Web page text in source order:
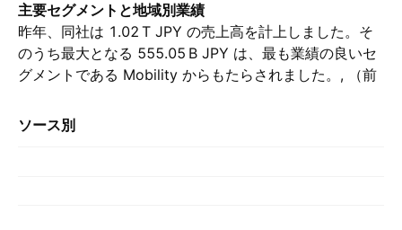
主要セグメントと地域別業績
昨年、同社は ‪1.02 T‬ JPY の売上高を計上しました。そ
のうち最大となる ‪555.05 B‬ JPY は、最も業績の良いセ
グメントである Mobility からもたらされました。, （前
によるもので、昨年は ‪356.62 B‬ JPY を占めました。,
ソース別